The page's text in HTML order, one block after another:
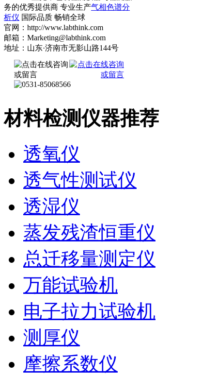
务的优秀提供商 专业生产气相色谱分
析仪 国际品质 畅销全球
官网：http://www.labthink.com
邮箱：Marketing@labthink.com
地址：山东·济南市无影山路144号
材料检测仪器推荐
透氧仪
透气性测试仪
透湿仪
蒸发残渣恒重仪
总迁移量测定仪
万能试验机
电子拉力试验机
测厚仪
摩擦系数仪